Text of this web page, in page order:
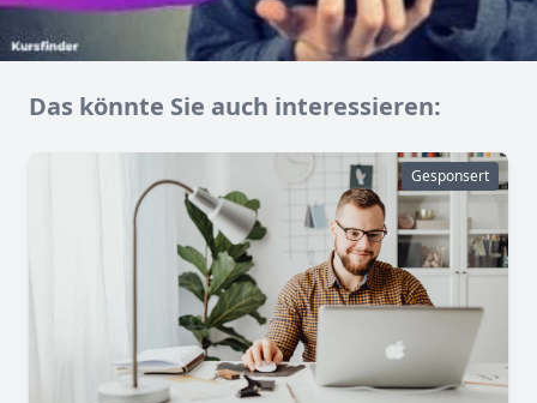
Das könnte Sie auch interessieren:
Gesponsert